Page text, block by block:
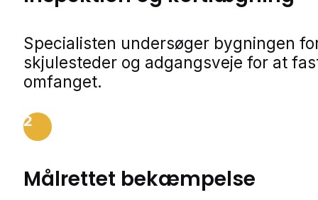
Specialisten undersøger bygningen
skjulesteder og adgangsveje for at
omfanget.
2
Målrettet bekæmpelse